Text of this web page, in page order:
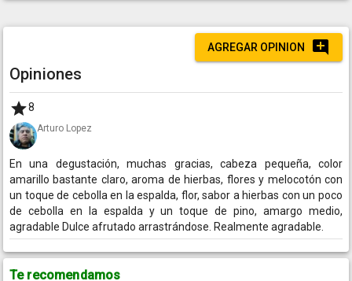
AGREGAR OPINION
Opiniones
8
Arturo Lopez
En una degustación, muchas gracias, cabeza pequeña, color
amarillo bastante claro, aroma de hierbas, flores y melocotón con
un toque de cebolla en la espalda, flor, sabor a hierbas con un poco
de cebolla en la espalda y un toque de pino, amargo medio,
agradable Dulce afrutado arrastrándose. Realmente agradable.
Te recomendamos